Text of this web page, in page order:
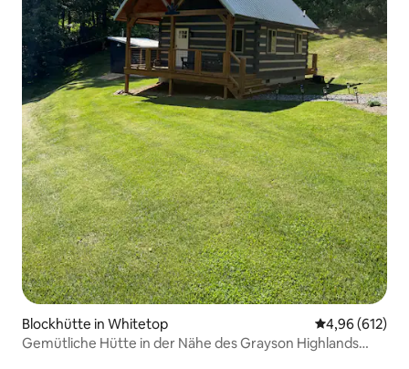
Blockhütte in Whitetop
4,96 (612)
Gemütliche Hütte in der Nähe des Grayson Highlands